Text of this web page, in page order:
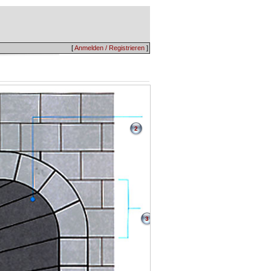
[Anmelden / Registrieren ]
2
3